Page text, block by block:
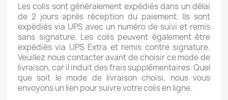
Les colis sont généralement expédiés dans un délai
de 2 jours après réception du paiement. Ils sont
expédiés via UPS avec un numéro de suivi et remis
sans signature. Les colis peuvent également être
expédiés via UPS Extra et remis contre signature.
Veuillez nous contacter avant de choisir ce mode de
livraison, car il induit des frais supplémentaires. Quel
que soit le mode de livraison choisi, nous vous
envoyons un lien pour suivre votre colis en ligne.